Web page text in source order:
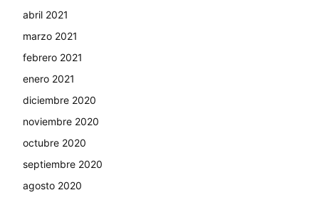
abril 2021
marzo 2021
febrero 2021
enero 2021
diciembre 2020
noviembre 2020
octubre 2020
septiembre 2020
agosto 2020